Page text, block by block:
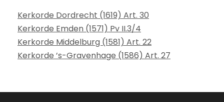
Kerkorde Dordrecht (1619) Art. 30
Kerkorde Emden (1571) Pv II.3/4
Kerkorde Middelburg (1581) Art. 22
Kerkorde ’s-Gravenhage (1586) Art. 27